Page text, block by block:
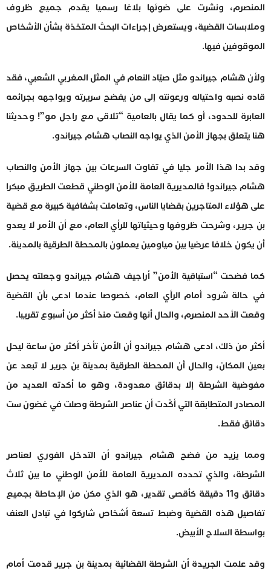
المنصرم، ونشرت على ضوئها بلاغا رسميا يقدم جميع ظروف
وملابسات القضية، ويستعرض إجراءات البحث المتخذة بشأن الأشخاص
الموقوفين فيها.
ولأن هشام جيراندو مثل صيّاد النعام في المثل المغربي الشعبي، فقد
قاده نصبه واحتياله ورعونته إلى من يفضح سريرته ويواجهه بجرائمه
العابرة للحدود، أو كما يقال بالعامية “تلاقى مع راجل مو”! وحديثنا
هنا يتعلق بجهاز الأمن الذي يواجه النصاب هشام جيراندو.
وقد بدا هذا الأمر جليا في تفاوت السرعات بين جهاز الأمن والنصاب
هشام جيراندو! فالمديرية العامة للأمن الوطني قطعت الطريق مبكرا
على هؤلاء المتاجرين بقضايا الناس، وتعاملت بشفافية كبيرة مع قضية
بن جرير، وشرحت ظروفها وحيثياتها للرأي العام، مع أن الأمر لا يعدو
أن يكون خلافا عرضيا بين مياومين يعملون بالمحطة الطرقية بالمدينة.
كما فضحت “استباقية الأمن” أراجيف هشام جيراندو وجعلته يحصل
في حالة شرود أمام الرأي العام، خصوصا عندما ادعى بأن القضية
وقعت الأحد المنصرم، والحال أنها وقعت منذ أكثر من أسبوع تقريبا.
أكثر من ذلك، ادعى هشام جيراندو أن الأمن تأخر أكثر من ساعة ليحل
بعين المكان، والحال أن المحطة الطرقية بمدينة بن جرير لا تبعد عن
مفوضية الشرطة إلا بدقائق معدودة، وهو ما أكدته العديد من
المصادر المتطابقة التي أكّدت أن عناصر الشرطة وصلت في غضون ست
دقائق فقط.
ومما يزيد من فضح هشام جيراندو أن التدخل الفوري لعناصر
الشرطة، والذي تحدده المديرية العامة للأمن الوطني ما بين ثلاث
دقائق و11 دقيقة كأقصى تقدير، هو الذي مكن من الإحاطة بجميع
تفاصيل هذه القضية وضبط تسعة أشخاص شاركوا في تبادل العنف
بواسطة السلاح الأبيض.
وقد علمت الجريدة أن الشرطة القضائية بمدينة بن جرير قدمت أمام